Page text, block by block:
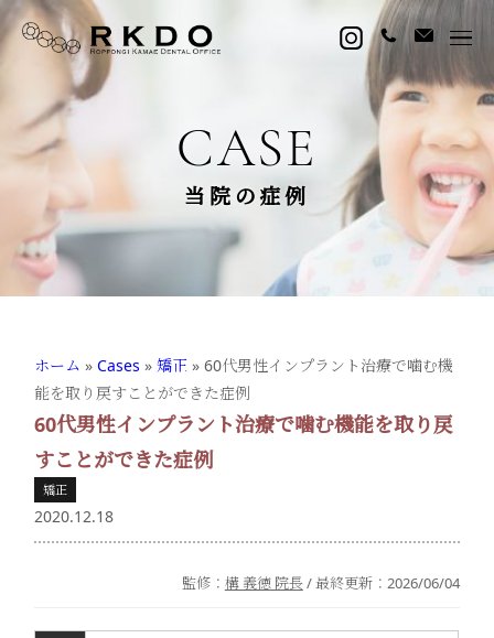
CASE
当院の症例
ホーム » Cases » 矯正 » 60代男性インプラント治療で噛む機
能を取り戻すことができた症例
60代男性インプラント治療で噛む機能を取り戻
すことができた症例
矯正
2020.12.18
監修： 構 義徳 院長 / 最終更新： 2026/06/04